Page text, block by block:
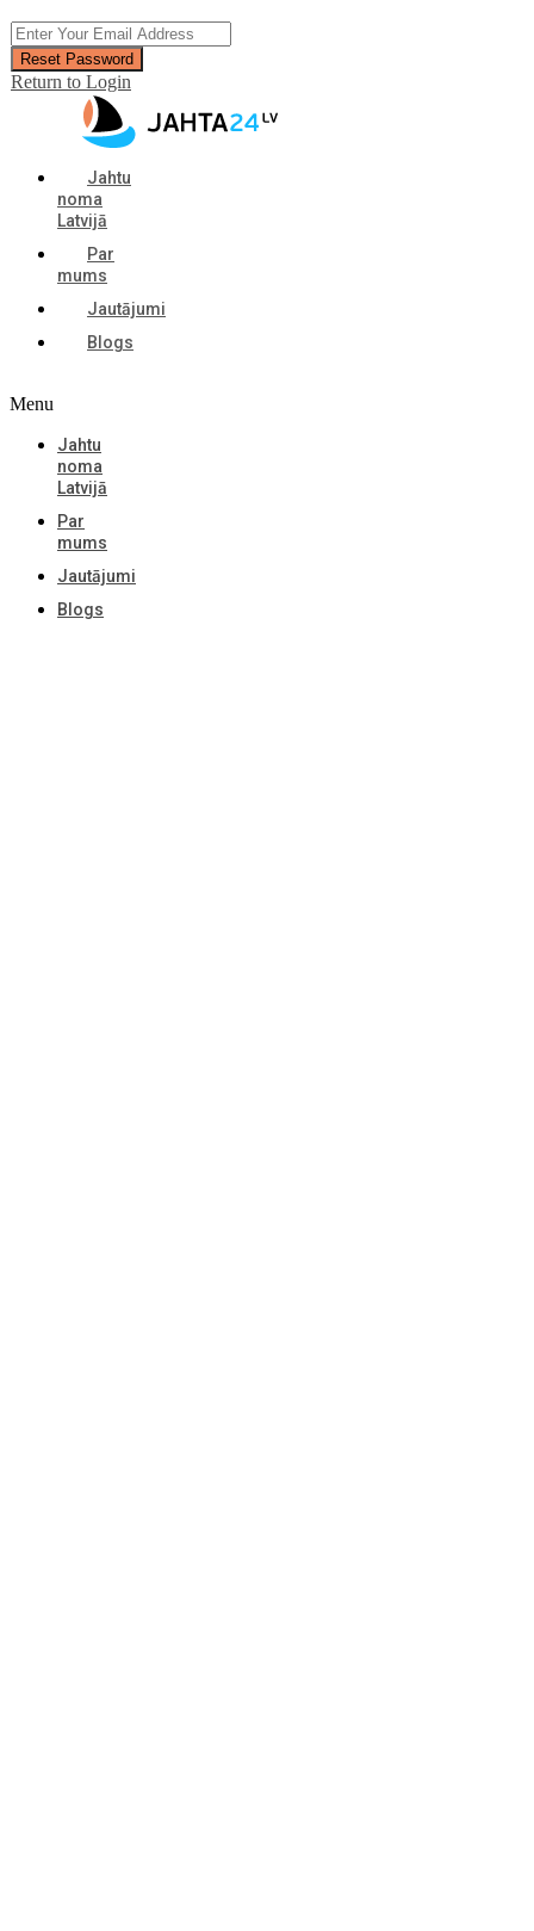
Reset Password
Return to Login
Jahtu
noma
Latvijā
Par
mums
Jautājumi
Blogs
Menu
Jahtu
noma
Latvijā
Par
mums
Jautājumi
Blogs